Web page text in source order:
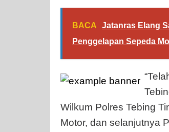
BACA
Jatanras Elang
Penggelapan Sepeda
Wilkum Polres Tebing
Motor, dan selanjutnya